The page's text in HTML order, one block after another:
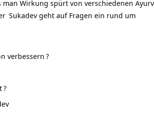
Wirkung spürt von verschiedenen
Sukadev geht auf Fragen ein rund um
verbessern ?
?